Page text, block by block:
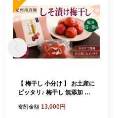
【 梅干し 小分け 】 お土産に
ピッタリ♪ 梅干し 無添加 南
のすっぱい しそ漬け梅干し 5
寄附金額 13,000円